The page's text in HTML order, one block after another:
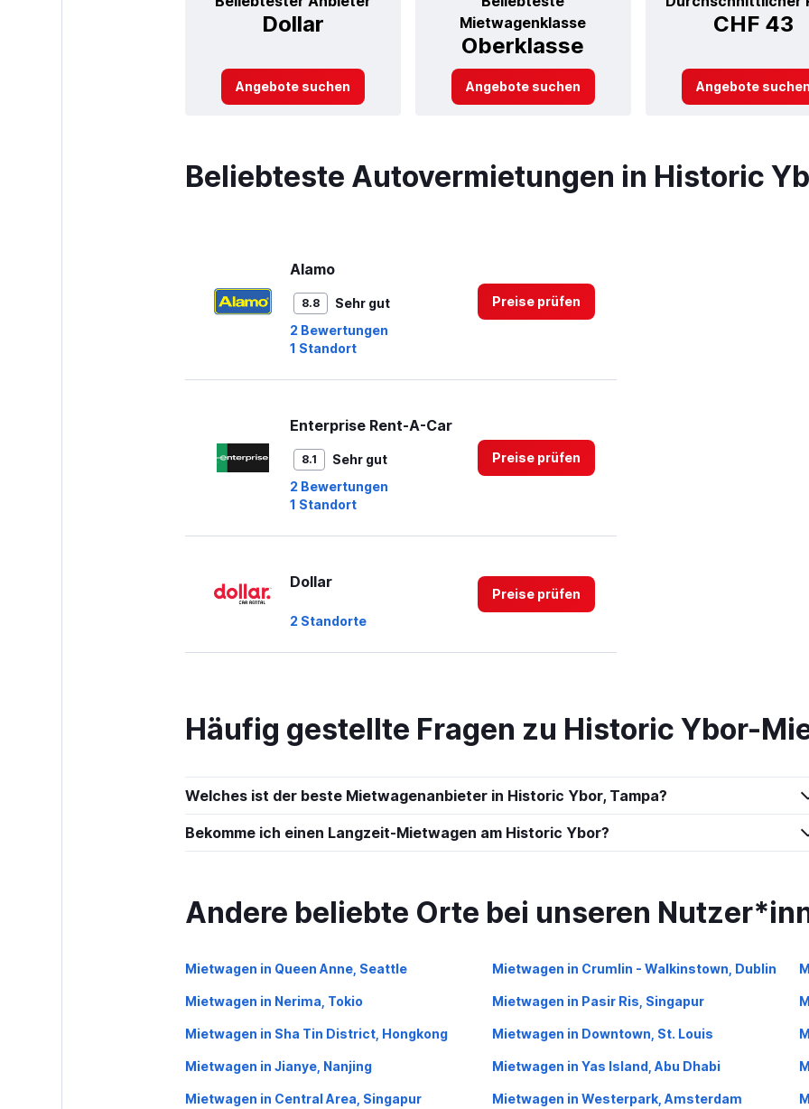
Dollar
Mietwagenklasse
Oberklasse
CHF 43
Angebote suchen Angebote suchen Angebote suchen
Beliebteste Autovermietungen in Historic
Alamo
8.8
Sehr gut
2 Bewertungen
1 Standort
Preise prüfen
Enterprise Rent-A-Car
8.1
Sehr gut
2 Bewertungen
1 Standort
Preise prüfen
Dollar
2 Standorte
Preise prüfen
1 Standort
Hertz
6.5
Akzeptabel
Budget
1 Standort
Preise prüfen
Häufig gestellte Fragen zu Historic Ybor-
Welches ist der beste Mietwagenanbieter in Historic Ybor, Tampa?
Bekomme ich einen Langzeit-Mietwagen am Historic Ybor?
Andere beliebte Orte bei unseren
Mietwagen in Queen Anne, Seattle Mietwagen in Crumlin - Walkinstown, Dublin
Mietwagen in Nerima, Tokio Mietwagen in Pasir Ris, Singapur
Mietwagen in Sha Tin District, Hongkong Mietwagen in Downtown, St. Louis
Mietwagen in Jianye, Nanjing Mietwagen in Yas Island, Abu Dhabi
Mietwagen in Central Area, Singapur Mietwagen in Westerpark, Amsterdam